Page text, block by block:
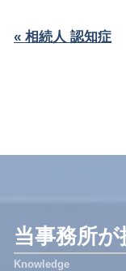
« 相続人 認知症
当事務所